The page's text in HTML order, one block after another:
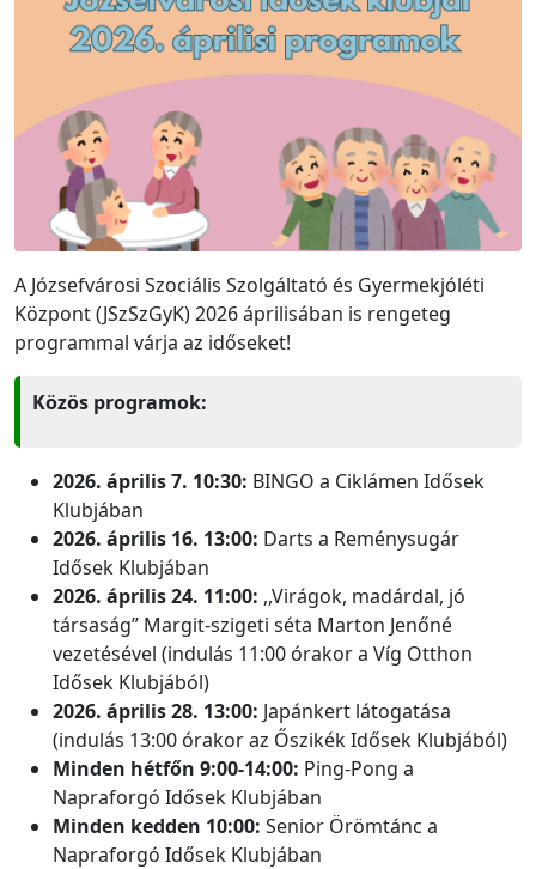
A Józsefvárosi Szociális Szolgáltató és Gyermekjóléti
Központ (JSzSzGyK) 2026 áprilisában is rengeteg
programmal várja az időseket!
Közös programok:
2026. április 7. 10:30: BINGO a Ciklámen Idősek
Klubjában
2026. április 16. 13:00: Darts a Reménysugár
Idősek Klubjában
2026. április 24. 11:00: ,,Virágok, madárdal, jó
társaság” Margit-szigeti séta Marton Jenőné
vezetésével (indulás 11:00 órakor a Víg Otthon
Idősek Klubjából)
2026. április 28. 13:00: Japánkert látogatása
(indulás 13:00 órakor az Őszikék Idősek Klubjából)
Minden hétfőn 9:00-14:00: Ping-Pong a
Napraforgó Idősek Klubjában
Minden kedden 10:00: Senior Örömtánc a
Napraforgó Idősek Klubjában